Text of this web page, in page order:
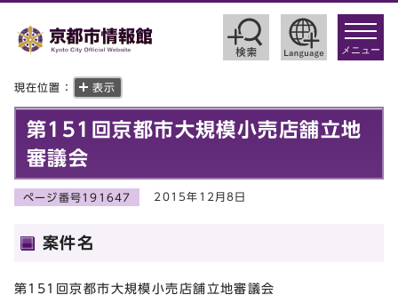
toggle
メニュー
現在位置： 表示
第151回京都市大規模小売店舗立地
審議会
ページ番号191647 2015年12月8日
案件名
第151回京都市大規模小売店舗立地審議会